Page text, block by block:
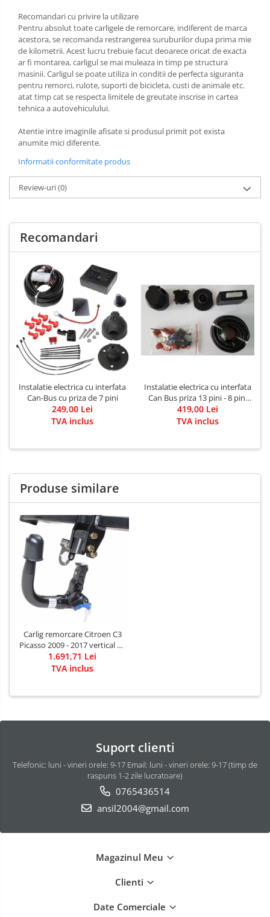
Carlige Tesla
Carlige Toyota
Carlige Volkswagen
Carlige Volvo
Carlige Xpeng G6
Recomandari cu privire la utilizare
Pentru absolut toate carligele de remorcare, indiferent de marca
acestora, se recomanda restrangerea suruburilor dupa prima mie
de kilometrii. Acest lucru trebuie facut deoarece oricat de exacta
ar fi montarea, carligul se mai muleaza in timp pe structura
masinii. Carligul se poate utiliza in conditii de perfecta siguranta
pentru remorci, rulote, suporti de bicicleta, custi de animale etc.
atat timp cat se respecta limitele de greutate inscrise in cartea
tehnica a autovehiculului.
Atentie intre imaginile afisate si produsul primit pot exista
anumite mici diferente.
Informatii conformitate produs
Review-uri(0)
Recomandari
Instalatie electrica cu interfata
Can-Bus cu priza de 7 pini
249,00 Lei
TVA inclus
Instalatie electrica cu interfata
Can Bus priza 13 pini - 8 pini
activi
419,00 Lei
TVA inclus
Produse similare
Carlig remorcare Citroen C3
Picasso 2009 - 2017 vertical cu
cheie marca Autohak
1.691,71 Lei
TVA inclus
Suport clienti
Telefonic: luni - vineri orele: 9-17 Email: luni - vineri orele: 9-17 (timp de
raspuns 1-2 zile lucratoare)
0765436514
ansil2004@gmail.com
Magazinul Meu
Clienti
Date Comerciale